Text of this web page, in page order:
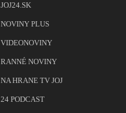
JOJ24.SK
NOVINY PLUS
VIDEONOVINY
RANNÉ NOVINY
NA HRANE TV JOJ
24 PODCAST